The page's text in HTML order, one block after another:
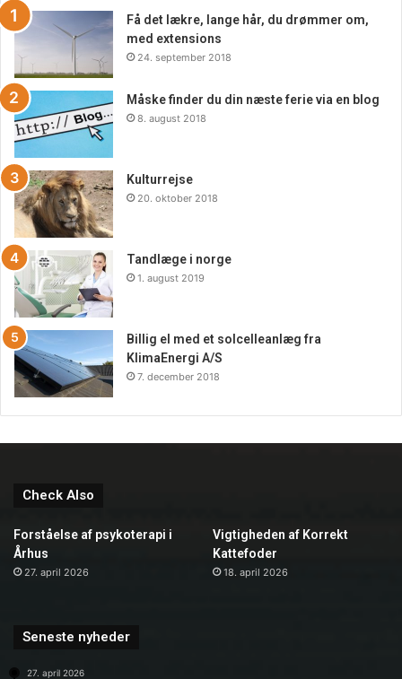
bare leder efter nogle unikke stykker for at tilføje lidt
ekstra flair til dit hjem eller virksomhed, er District13 det
perfekte sted at starte din rejse mod autentisk asiatisk stil.
Besøg deres hjemmeside i dag for at udforske deres
smukke sortiment og begynde at skabe dit eget autentiske
asiatisk inspirerede rum.
Få det lækre, lange hår, du drømmer om,
med extensions
24. september 2018
Måske finder du din næste ferie via en blog
8. august 2018
Kulturrejse
20. oktober 2018
Tandlæge i norge
1. august 2019
Billig el med et solcelleanlæg fra
KlimaEnergi A/S
7. december 2018
Check Also
Forståelse af psykoterapi i
Århus
27. april 2026
Vigtigheden af Korrekt
Kattefoder
18. april 2026
Seneste nyheder
27. april 2026